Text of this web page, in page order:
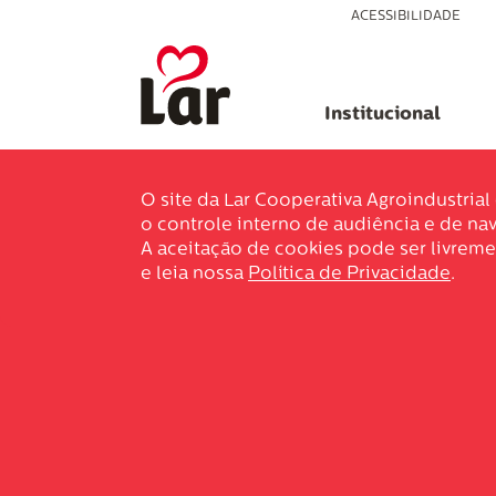
ACESSIBILIDADE
Institucional
O site da Lar Cooperativa
o controle interno de audiência e de
A aceitação de cookies pode ser
e leia nossa Política de Privacidade.